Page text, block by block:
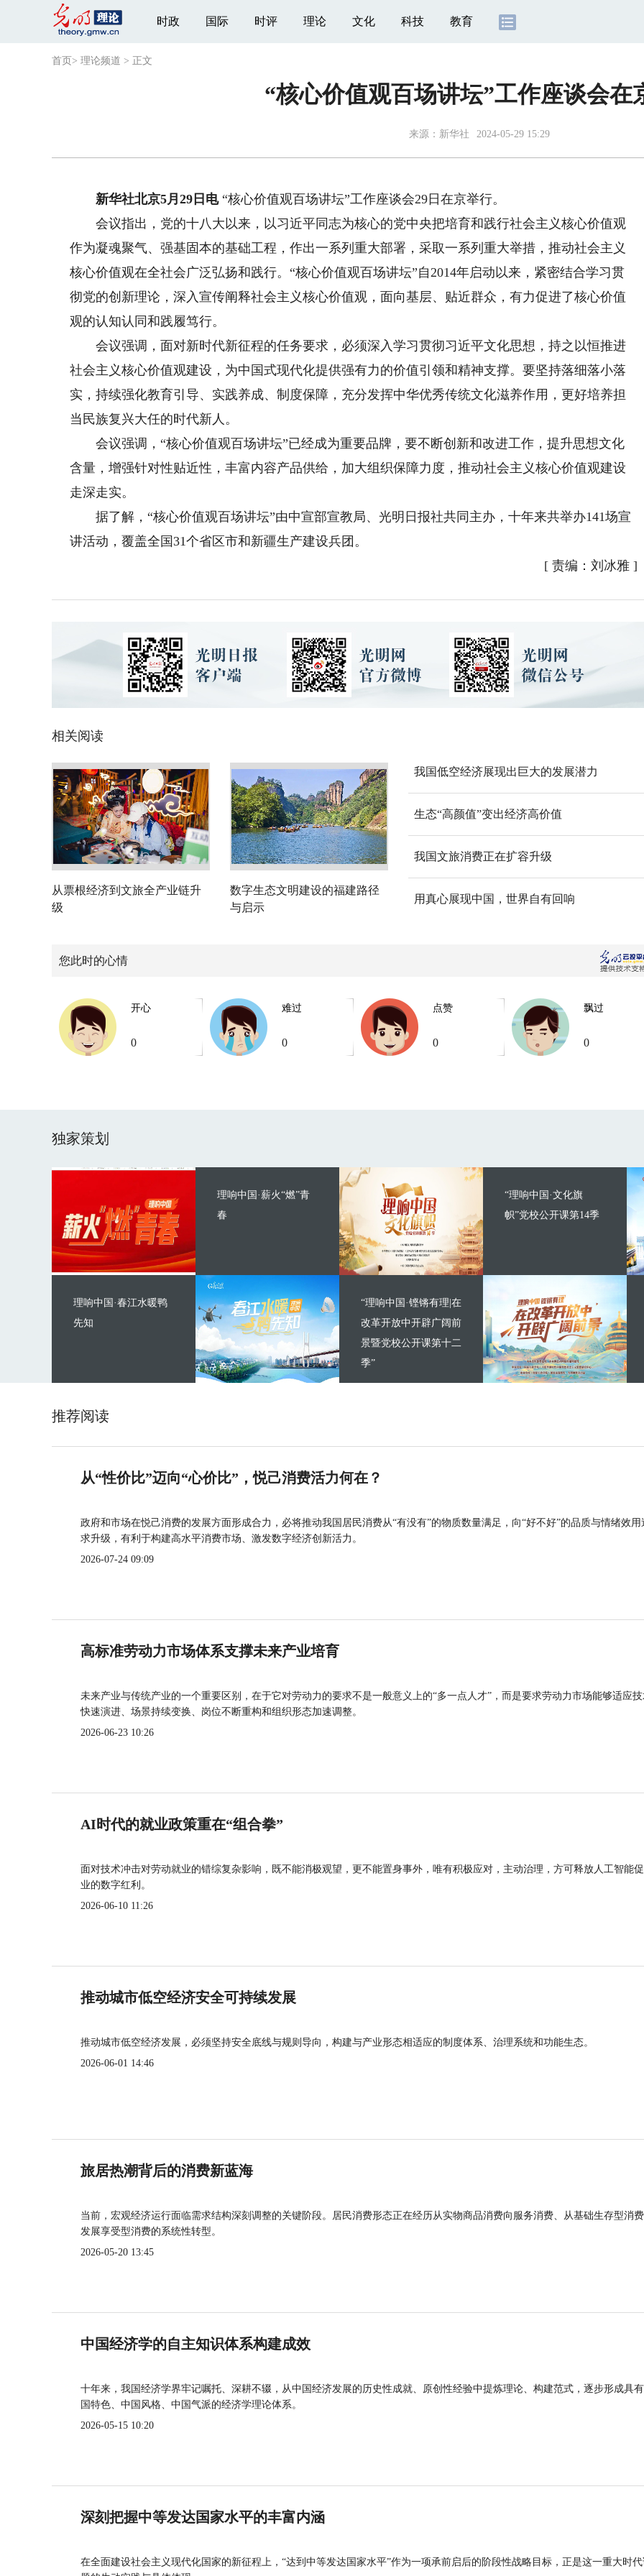
时政 国际 时评 理论 文化 科技 教育
首页 > 理论频道 > 正文
“核心价值观百场讲坛”工作座谈会在
来源： 新华社 2024-05-29 15:29
新华社北京5月29日电 “核心价值观百场讲坛”工作座谈会29日在京举行。
会议指出，党的十八大以来，以习近平同志为核心的党中央把培育和践行社会主义核心价值观
作为凝魂聚气、强基固本的基础工程，作出一系列重大部署，采取一系列重大举措，推动社会主义
核心价值观在全社会广泛弘扬和践行。“核心价值观百场讲坛”自2014年启动以来，紧密结合学习贯
彻党的创新理论，深入宣传阐释社会主义核心价值观，面向基层、贴近群众，有力促进了核心价值
观的认知认同和践履笃行。
会议强调，面对新时代新征程的任务要求，必须深入学习贯彻习近平文化思想，持之以恒推进
社会主义核心价值观建设，为中国式现代化提供强有力的价值引领和精神支撑。要坚持落细落小落
实，持续强化教育引导、实践养成、制度保障，充分发挥中华优秀传统文化滋养作用，更好培养担
当民族复兴大任的时代新人。
会议强调，“核心价值观百场讲坛”已经成为重要品牌，要不断创新和改进工作，提升思想文化
含量，增强针对性贴近性，丰富内容产品供给，加大组织保障力度，推动社会主义核心价值观建设
走深走实。
据了解，“核心价值观百场讲坛”由中宣部宣教局、光明日报社共同主办，十年来共举办141场宣
讲活动，覆盖全国31个省区市和新疆生产建设兵团。
[ 责编：刘冰雅]
相关阅读
从票根经济到文旅全产业链升
级
数字生态文明建设的福建路径
与启示
我国低空经济展现出巨大的发展潜力
生态“高颜值”变出经济高价值
我国文旅消费正在扩容升级
用真心展现中国，世界自有回响
您此时的心情
开心
0
难过
0
点赞
0
飘过
0
独家策划
理响中国·薪火“燃”青
春
理响中国·春江水暖鸭
先知
“理响中国·文化旗
帜”党校公开课第14季
“理响中国·铿锵有理|在
改革开放中开辟广阔前
景暨党校公开课第十二
季”
推荐阅读
从“性价比”迈向“心价比”，悦己消费活力何在？
政府和市场在悦己消费的发展方面形成合力，必将推动我国居民消费从“有没有”的物质数量满足，向“好不好”的品质与情绪效用
求升级，有利于构建高水平消费市场、激发数字经济创新活力。
2026-07-24 09:09
高标准劳动力市场体系支撑未来产业培育
未来产业与传统产业的一个重要区别，在于它对劳动力的要求不是一般意义上的“多一点人才”，而是要求劳动力市场能够适应
快速演进、场景持续变换、岗位不断重构和组织形态加速调整。
2026-06-23 10:26
AI时代的就业政策重在“组合拳”
面对技术冲击对劳动就业的错综复杂影响，既不能消极观望，更不能置身事外，唯有积极应对，主动治理，方可释放人工智能
业的数字红利。
2026-06-10 11:26
推动城市低空经济安全可持续发展
推动城市低空经济发展，必须坚持安全底线与规则导向，构建与产业形态相适应的制度体系、治理系统和功能生态。
2026-06-01 14:46
旅居热潮背后的消费新蓝海
当前，宏观经济运行面临需求结构深刻调整的关键阶段。居民消费形态正在经历从实物商品消费向服务消费、从基础生存型消
发展享受型消费的系统性转型。
2026-05-20 13:45
中国经济学的自主知识体系构建成效
十年来，我国经济学界牢记嘱托、深耕不辍，从中国经济发展的历史性成就、原创性经验中提炼理论、构建范式，逐步形成具
国特色、中国风格、中国气派的经济学理论体系。
2026-05-15 10:20
深刻把握中等发达国家水平的丰富内涵
在全面建设社会主义现代化国家的新征程上，“达到中等发达国家水平”作为一项承前启后的阶段性战略目标，正是这一重大时